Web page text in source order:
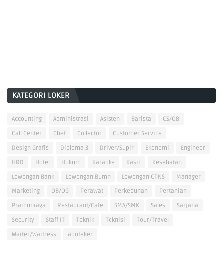
KATEGORI LOKER
Accounting Administrasi Asisten Barista
CS/OB
Call Center
Chef Collector
Customer Service
Design Grafis
Diploma 3 Driver/Supir Ekonomi
Engineer
HRD
Hotel Hukum Karaoke Kasir
Kesehatan
Lowongan Bank
Lowongan Bumn Lowongan CPNS
Manager
Marketing
OB/OG Perawat Perkebunan
Pertanian
Pramuniaga
Restaurant/Cafe SMA/SMK Sales
Sarjana
Security
Staff IT Teknik Teknisi
Tour/Travel
Waiter/Waitress
apoteker